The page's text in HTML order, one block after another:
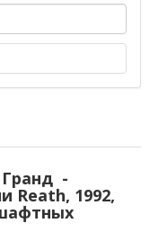
-
Reath, 1992,